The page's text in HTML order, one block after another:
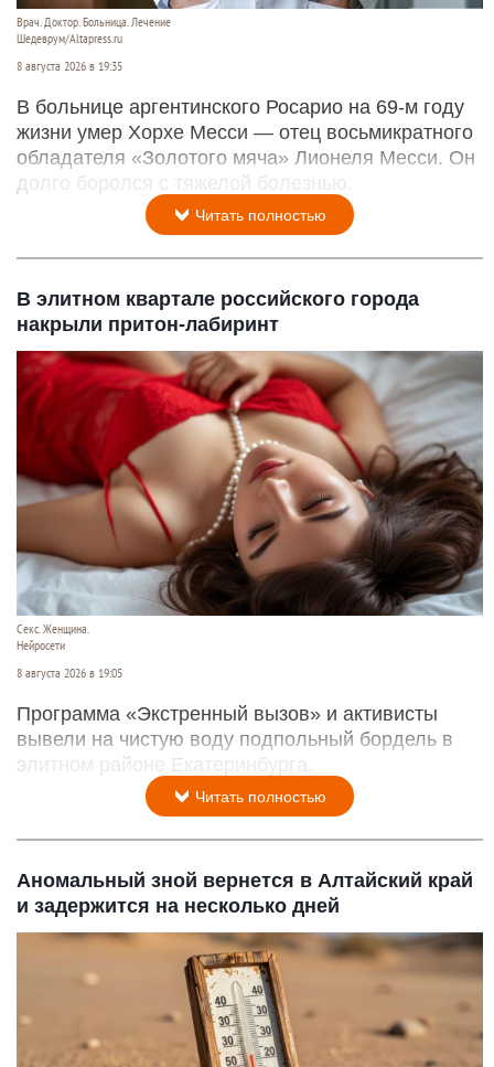
Врач. Доктор. Больница. Лечение
Шедеврум/Altapress.ru
8 августа 2026 в 19:35
В больнице аргентинского Росарио на 69-м году
жизни умер Хорхе Месси — отец восьмикратного
обладателя «Золотого мяча» Лионеля Месси. Он
долго боролся с тяжелой болезнью.
Читать полностью
В элитном квартале российского города
накрыли притон-лабиринт
Секс. Женщина.
Нейросети
8 августа 2026 в 19:05
Программа «Экстренный вызов» и активисты
вывели на чистую воду подпольный бордель в
элитном районе Екатеринбурга.
Читать полностью
Аномальный зной вернется в Алтайский край
и задержится на несколько дней